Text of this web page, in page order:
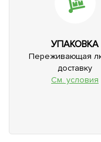
УПАКОВКА
Переживающая
доставку
См. условия